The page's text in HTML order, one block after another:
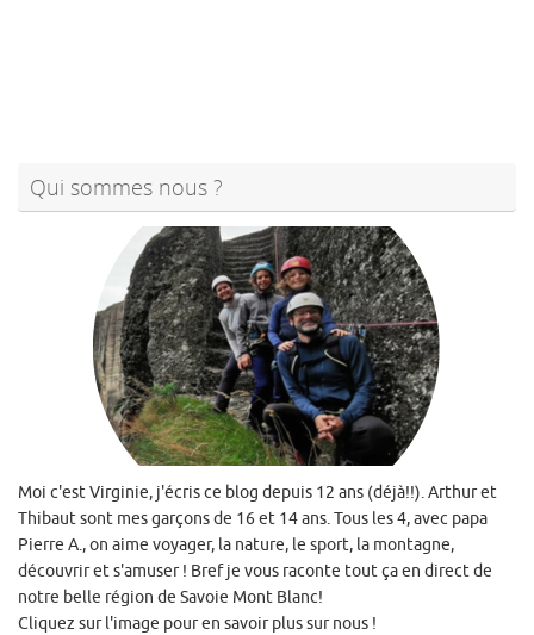
Qui sommes nous ?
Moi c'est Virginie, j'écris ce blog depuis 12 ans (déjà!!). Arthur et
Thibaut sont mes garçons de 16 et 14 ans. Tous les 4, avec papa
Pierre A., on aime voyager, la nature, le sport, la montagne,
découvrir et s'amuser ! Bref je vous raconte tout ça en direct de
notre belle région de Savoie Mont Blanc!
Cliquez sur l'image pour en savoir plus sur nous !